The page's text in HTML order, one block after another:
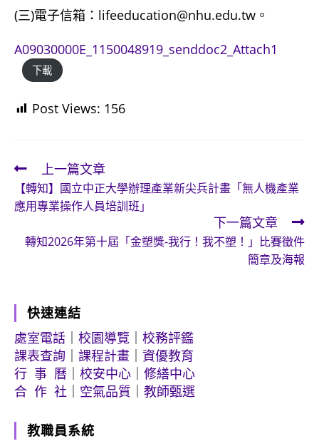
(三)電子信箱：lifeeducation@nhu.edu.tw。
A09030000E_1150048919_senddoc2_Attach1
下載
Post Views: 156
Read
more
articles
上一篇文章
【轉知】國立中正大學辦理產業新尖兵計畫「無人機產業
應用專業操作人員培訓班」
下一篇文章
轉知2026年第十屆「金塑獎-我行！我不塑！」比賽徵件
簡章及海報
快速連結
處室電話
校園導覽
校務評鑑
課表查詢
課程計畫
資優教育
行 事 曆
校安中心
修繕中心
合 作 社
空氣品質 教師甄選
教職員系統